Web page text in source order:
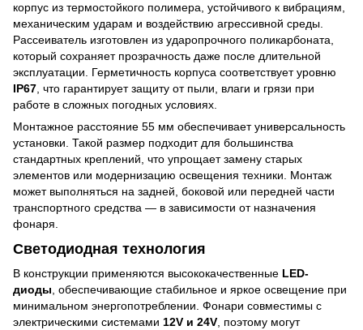
корпус из термостойкого полимера, устойчивого к вибрациям,
механическим ударам и воздействию агрессивной среды.
Рассеиватель изготовлен из ударопрочного поликарбоната,
который сохраняет прозрачность даже после длительной
эксплуатации. Герметичность корпуса соответствует уровню
IP67, что гарантирует защиту от пыли, влаги и грязи при
работе в сложных погодных условиях.
Монтажное расстояние 55 мм обеспечивает универсальность
установки. Такой размер подходит для большинства
стандартных креплений, что упрощает замену старых
элементов или модернизацию освещения техники. Монтаж
может выполняться на задней, боковой или передней части
транспортного средства — в зависимости от назначения
фонаря.
Светодиодная технология
В конструкции применяются высококачественные LED-
диоды , обеспечивающие стабильное и яркое освещение при
минимальном энергопотреблении. Фонари совместимы с
электрическими системами 12V и 24V , поэтому могут